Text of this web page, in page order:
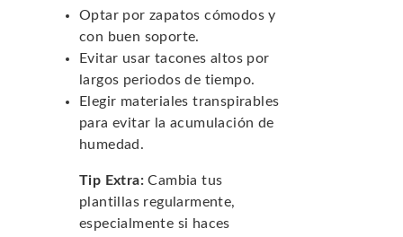
Optar por zapatos cómodos y
con buen soporte.
Evitar usar tacones altos por
largos periodos de tiempo.
Elegir materiales transpirables
para evitar la acumulación de
humedad.
Tip Extra: Cambia tus
plantillas regularmente,
especialmente si haces